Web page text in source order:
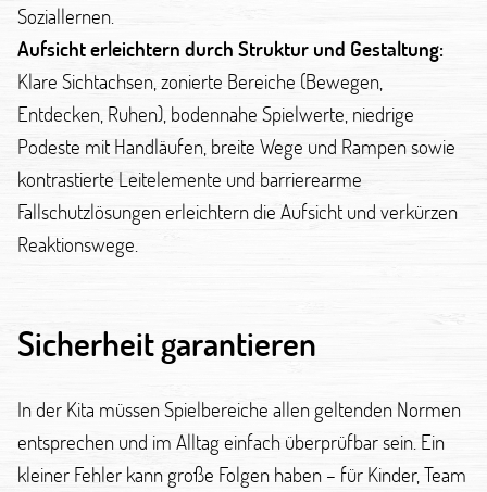
Soziallernen.
Aufsicht erleichtern durch Struktur und Gestaltung:
Klare Sichtachsen, zonierte Bereiche (Bewegen,
Entdecken, Ruhen), bodennahe Spielwerte, niedrige
Podeste mit Handläufen, breite Wege und Rampen sowie
kontrastierte Leitelemente und barrierearme
Fallschutzlösungen erleichtern die Aufsicht und verkürzen
Reaktionswege.
Sicherheit garantieren
In der Kita müssen Spielbereiche allen geltenden Normen
entsprechen und im Alltag einfach überprüfbar sein. Ein
kleiner Fehler kann große Folgen haben – für Kinder, Team